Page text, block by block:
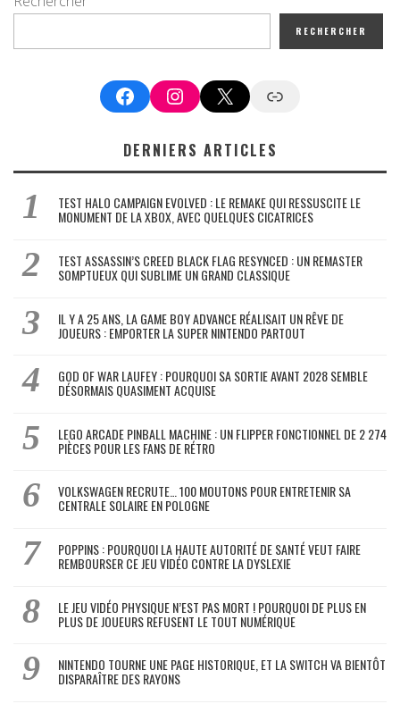
RECHERCHER
FacebookInstagram
X Google News
DERNIERS ARTICLES
TEST HALO CAMPAIGN EVOLVED : LE REMAKE QUI RESSUSCITE LE
MONUMENT DE LA XBOX, AVEC QUELQUES CICATRICES
TEST ASSASSIN’S CREED BLACK FLAG RESYNCED : UN REMASTER
SOMPTUEUX QUI SUBLIME UN GRAND CLASSIQUE
IL Y A 25 ANS, LA GAME BOY ADVANCE RÉALISAIT UN RÊVE DE
JOUEURS : EMPORTER LA SUPER NINTENDO PARTOUT
GOD OF WAR LAUFEY : POURQUOI SA SORTIE AVANT 2028 SEMBLE
DÉSORMAIS QUASIMENT ACQUISE
LEGO ARCADE PINBALL MACHINE : UN FLIPPER FONCTIONNEL DE 2 274
PIÈCES POUR LES FANS DE RÉTRO
VOLKSWAGEN RECRUTE… 100 MOUTONS POUR ENTRETENIR SA
CENTRALE SOLAIRE EN POLOGNE
POPPINS : POURQUOI LA HAUTE AUTORITÉ DE SANTÉ VEUT FAIRE
REMBOURSER CE JEU VIDÉO CONTRE LA DYSLEXIE
LE JEU VIDÉO PHYSIQUE N’EST PAS MORT ! POURQUOI DE PLUS EN
PLUS DE JOUEURS REFUSENT LE TOUT NUMÉRIQUE
NINTENDO TOURNE UNE PAGE HISTORIQUE, ET LA SWITCH VA BIENTÔT
DISPARAÎTRE DES RAYONS